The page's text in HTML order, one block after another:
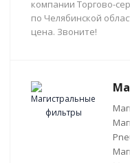
компании Торгово-
по Челябинской
цена. Звоните!